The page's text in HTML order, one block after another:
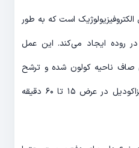
است که به طور
روده ایجاد می‌کند. این عمل
صاف ناحیه کولون شده و ترشح
مدفوع را تسهیل می‌کند. اثر بیزاکودیل در عرض ۱۵ تا ۶۰ دقیقه